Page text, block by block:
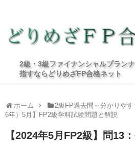
2級・3級ファイナンシャルプラン
指すならどりめざFP合格ネット
ホーム 2級FP過去問～分かりやす
6年）5月】FP2級学科試験問題と解説
【2024年5月FP2級】問13